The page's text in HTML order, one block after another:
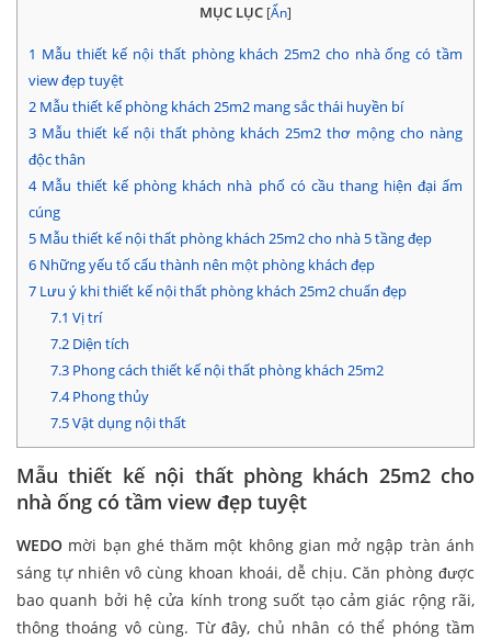
MỤC LỤC [Ẩn]
1 Mẫu thiết kế nội thất phòng khách 25m2 cho nhà ống có tầm
view đẹp tuyệt
2 Mẫu thiết kế phòng khách 25m2 mang sắc thái huyền bí
3 Mẫu thiết kế nội thất phòng khách 25m2 thơ mộng cho nàng
độc thân
4Mẫu thiết kế phòng khách nhà phố có cầu thang hiện đại ấm
cúng
5 Mẫu thiết kế nội thất phòng khách 25m2 cho nhà 5 tầng đẹp
6 Những yếu tố cấu thành nên một phòng khách đẹp
7 Lưu ý khi thiết kế nội thất phòng khách 25m2 chuẩn đẹp
7.1 Vị trí
7.2Diện tích
7.3Phong cách thiết kế nội thất phòng khách 25m2
7.4Phong thủy
7.5Vật dụng nội thất
Mẫu thiết kế nội thất phòng khách 25m2 cho
nhà ống có tầm view đẹp tuyệt
WEDO mời bạn ghé thăm một không gian mở ngập tràn ánh
sáng tự nhiên vô cùng khoan khoái, dễ chịu. Căn phòng được
bao quanh bởi hệ cửa kính trong suốt tạo cảm giác rộng rãi,
thông thoáng vô cùng. Từ đây, chủ nhân có thể phóng tầm